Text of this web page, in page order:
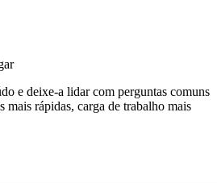
e deixe-a lidar com perguntas comuns
mais rápidas, carga de trabalho mais